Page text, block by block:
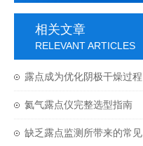
相关文章
RELEVANT ARTICLES
露点成为优化阴极干燥过程
理想测量参数的核心原因
氦气露点仪完整选型指南
（工业/高纯/电子级）
缺乏露点监测所带来的常见